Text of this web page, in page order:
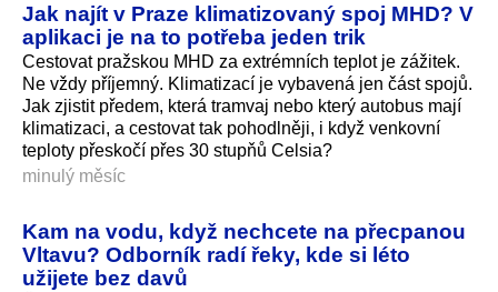
Jak najít v Praze klimatizovaný spoj MHD? V
aplikaci je na to potřeba jeden trik
Cestovat pražskou MHD za extrémních teplot je zážitek.
Ne vždy příjemný. Klimatizací je vybavená jen část spojů.
Jak zjistit předem, která tramvaj nebo který autobus mají
klimatizaci, a cestovat tak pohodlněji, i když venkovní
teploty přeskočí přes 30 stupňů Celsia?
minulý měsíc
Kam na vodu, když nechcete na přecpanou
Vltavu? Odborník radí řeky, kde si léto
užijete bez davů